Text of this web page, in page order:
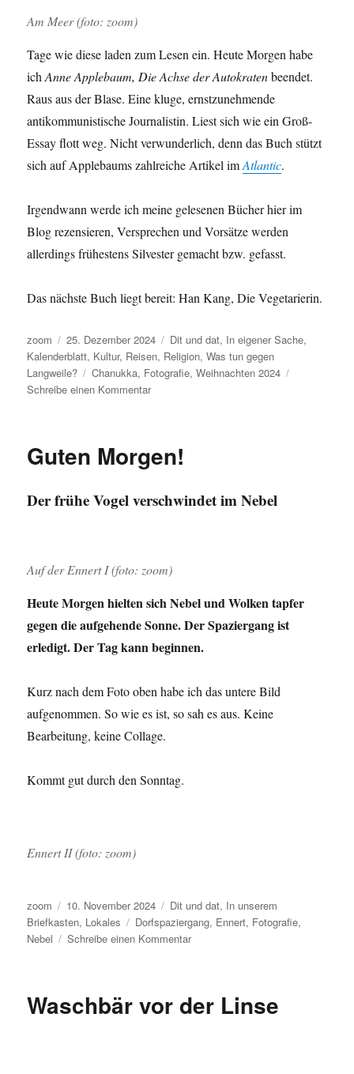
Am Meer (foto: zoom)
Tage wie diese laden zum Lesen ein. Heute Morgen habe
ichAnne Applebaum, Die Achse der Autokratenbeendet.
Raus aus der Blase. Eine kluge, ernstzunehmende
antikommunistische Journalistin. Liest sich wie ein Groß-
Essay flott weg. Nicht verwunderlich, denn das Buch stützt
sich auf Applebaums zahlreiche Artikel imAtlantic.
Irgendwann werde ich meine gelesenen Bücher hier im
Blog rezensieren, Versprechen und Vorsätze werden
allerdings frühestens Silvester gemacht bzw. gefasst.
Das nächste Buch liegt bereit: Han Kang, Die Vegetarierin.
Autor
zoom
Veröffentlicht
am
25. Dezember 2024 Kategorien
Dit und dat, In eigener Sache,
Kalenderblatt, Kultur, Reisen, Religion,Was tun gegen
Langweile?
Schlagwörter
Chanukka, Fotografie,Weihnachten 2024
Schreibe einen Kommentarzu
Frohe
Guten Morgen!
Der frühe Vogel verschwindet im Nebel
Auf der Ennert I (foto: zoom)
Heute Morgen hielten sich Nebel und Wolken tapfer
gegen die aufgehende Sonne. Der Spaziergang ist
erledigt. Der Tag kann beginnen.
Kurz nach dem Foto oben habe ich das untere Bild
aufgenommen. So wie es ist, so sah es aus. Keine
Bearbeitung, keine Collage.
Kommt gut durch den Sonntag.
Ennert II (foto: zoom)
Autor
zoom
Veröffentlicht
am
10. November 2024 Kategorien
Dit und dat, In unserem
Briefkasten, Lokales Schlagwörter
Dorfspaziergang, Ennert, Fotografie,
Nebel
Schreibe einen Kommentarzu
Waschbär vor der Linse